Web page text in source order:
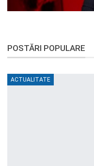
POSTĂRI POPULARE
ACTUALITATE